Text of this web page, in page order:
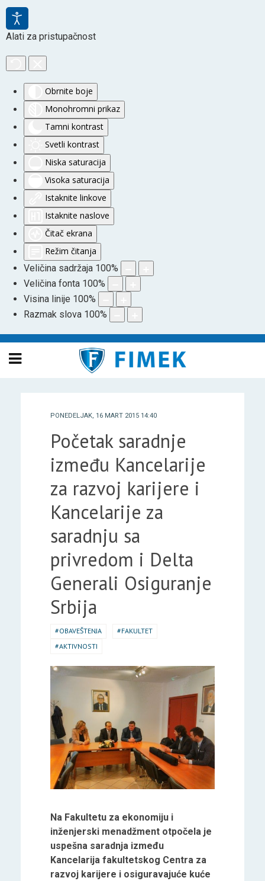
Alati za pristupačnost
Obrnite boje
Monohromni prikaz
Tamni kontrast
Svetli kontrast
Niska saturacija
Visoka saturacija
Istaknite linkove
Istaknite naslove
Čitač ekrana
Režim čitanja
Veličina sadržaja 100%
Veličina fonta 100%
Visina linije 100%
Razmak slova 100%
PONEDELJAK, 16 MART 2015 14:40
Početak saradnje
između Kancelarije
za razvoj karijere i
Kancelarije za
saradnju sa
privredom i Delta
Generali Osiguranje
Srbija
OBAVEŠTENJA
FAKULTET
AKTIVNOSTI
Na Fakultetu za ekonomiju i
inženjerski menadžment otpočela je
uspešna saradnja između
Kancelarija fakultetskog Centra za
razvoj karijere i osiguravajuće kuće